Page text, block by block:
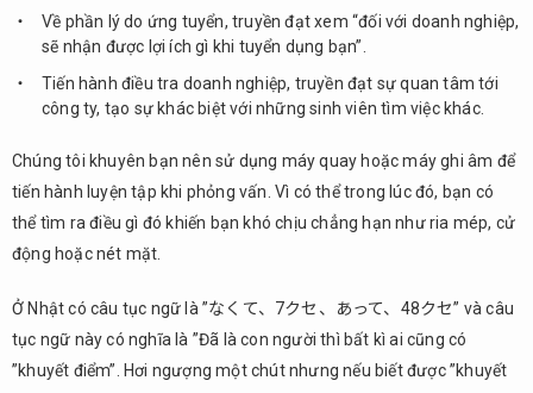
Về phần lý do ứng tuyển, truyền đạt xem “đối với doanh nghiệp,
sẽ nhận được lợi ích gì khi tuyển dụng bạn”.
Tiến hành điều tra doanh nghiệp, truyền đạt sự quan tâm tới
công ty, tạo sự khác biệt với những sinh viên tìm việc khác.
Chúng tôi khuyên bạn nên sử dụng máy quay hoặc máy ghi âm để
tiến hành luyện tập khi phỏng vấn. Vì có thể trong lúc đó, bạn có
thể tìm ra điều gì đó khiến bạn khó chịu chẳng hạn như ria mép, cử
động hoặc nét mặt.
Ở Nhật có câu tục ngữ là ”なくて、7クセ、あって、48クセ” và câu
tục ngữ này có nghĩa là ”Đã là con người thì bất kì ai cũng có
”khuyết điểm”. Hơi ngượng một chút nhưng nếu biết được ”khuyết